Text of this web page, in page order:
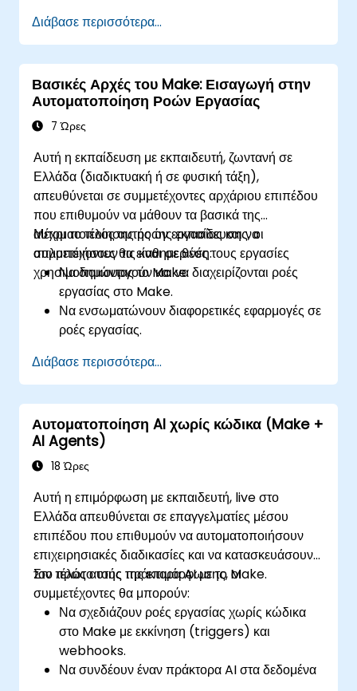
πολλαπλές πλατφόρμες.
Να ρυθμίζουν αυτοματοποιημένες ροές
εργασίας για επικοινωνία με πελάτες και
υποστήριξη.
Να βελτιστοποιούν τις πωλήσεις και τη
διαχείριση αποθέματος μέσω προηγμένων
Διάβασε περισσότερα...
Βασικές Αρχές του Make: Εισαγωγή στην
Αυτοματοποίηση Ροών Εργασίας
7 Ώρες
Αυτή η εκπαίδευση με εκπαιδευτή, ζωντανή σε
Ελλάδα (διαδικτυακή ή σε φυσική τάξη),
απευθύνεται σε συμμετέχοντες αρχάριου επιπέδου
που επιθυμούν να μάθουν τα βασικά της
αυτοματοποίησης ροών εργασίας και να
απλοποιήσουν τις καθημερινές τους εργασίες
χρησιμοποιώντας το Make.
Μέχρι το τέλος αυτής της εκπαίδευσης, οι
συμμετέχοντες θα είναι σε θέση:
Να δημιουργούν και να διαχειρίζονται ροές
εργασίας στο Make.
Να ενσωματώνουν διαφορετικές εφαρμογές σε
ροές εργασίας.
συγχρονισμός δεδομένων, οι ειδοποιήσεις και
η διαχείριση αρχείων.
Να κατανοούν πώς να χρησιμοποιούν
προκατασκευασμένα πρότυπα και να
δημιουργούν προσαρμοσμένες ροές εργασίας.
Να μαθαίνουν πώς να επιλύουν προβλήματα
Διάβασε περισσότερα...
Αυτοματοποίηση AI χωρίς κώδικα (Make +
AI Agents)
18 Ώρες
Αυτή η επιμόρφωση με εκπαιδευτή, live στο
Ελλάδα απευθύνεται σε επαγγελματίες μέσου
επιπέδου που επιθυμούν να αυτοματοποιήσουν
επιχειρησιακές διαδικασίες και να κατασκευάσουν
τον πρώτο τους πράκτορα AI με το Make.
Στο τέλος αυτής της επιμόρφωσης, οι
συμμετέχοντες θα μπορούν:
Να σχεδιάζουν ροές εργασίας χωρίς κώδικα
στο Make με εκκίνηση (triggers) και
webhooks.
Να συνδέουν έναν πράκτορα AI στα δεδομένα